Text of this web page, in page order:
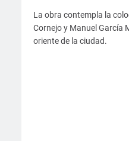
La obra contempla la
Cornejo y Manuel García
oriente de la ciudad.